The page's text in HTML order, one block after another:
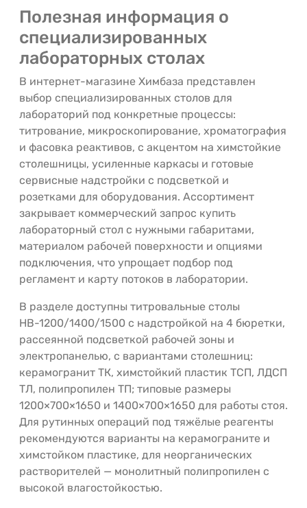
Полезная информация о
специализированных
лабораторных столах
В интернет-магазине Химбаза представлен
выбор специализированных столов для
лабораторий под конкретные процессы:
титрование, микроскопирование, хроматография
и фасовка реактивов, с акцентом на химстойкие
столешницы, усиленные каркасы и готовые
сервисные надстройки с подсветкой и
розетками для оборудования. Ассортимент
закрывает коммерческий запрос купить
лабораторный стол с нужными габаритами,
материалом рабочей поверхности и опциями
подключения, что упрощает подбор под
регламент и карту потоков в лаборатории.
В разделе доступны титровальные столы
НВ-1200/1400/1500 с надстройкой на 4 бюретки,
рассеянной подсветкой рабочей зоны и
электропанелью, с вариантами столешниц:
керамогранит ТК, химстойкий пластик ТСП, ЛДСП
ТЛ, полипропилен ТП; типовые размеры
1200×700×1650 и 1400×700×1650 для работы стоя.
Для рутинных операций под тяжёлые реагенты
рекомендуются варианты на керамограните и
химстойком пластике, для неорганических
растворителей — монолитный полипропилен с
высокой влагостойкостью.